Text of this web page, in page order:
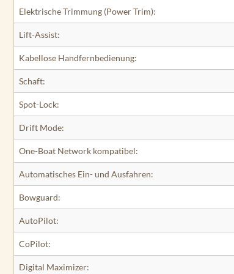
Elektrische Trimmung (Power Trim):
Lift-Assist:
Kabellose Handfernbedienung:
Schaft:
Spot-Lock:
Drift Mode:
One-Boat Network kompatibel:
Automatisches Ein- und Ausfahren:
Bowguard:
AutoPilot:
CoPilot:
Digital Maximizer: